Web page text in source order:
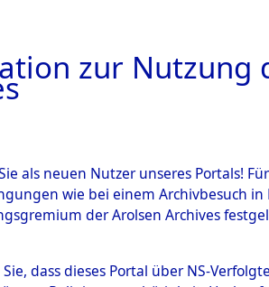
zur Nutzung
als neuen Nutzer unseres Portals!
wie bei einem Archivbesuch
der Arolsen Archives
dass dieses Portal über NS-